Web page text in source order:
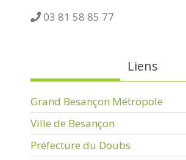
03 81 58 85 77
Liens
Grand Besançon Métropole
Ville de Besançon
Préfecture du Doubs